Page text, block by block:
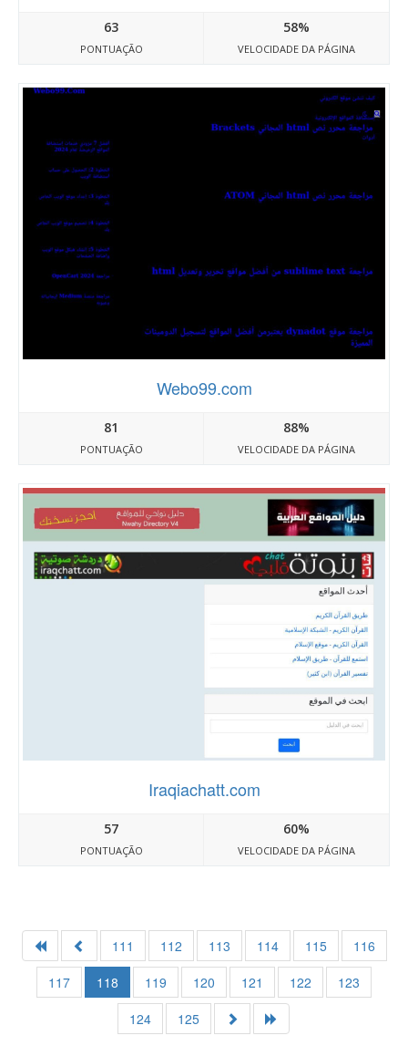
63
PONTUAÇÃO
58%
VELOCIDADE DA PÁGINA
Webo99.com
81
PONTUAÇÃO
88%
VELOCIDADE DA PÁGINA
Iraqiachatt.com
57
PONTUAÇÃO
60%
VELOCIDADE DA PÁGINA
111 112 113 114 115
116
117
118 119 120 121 122
123
124
125